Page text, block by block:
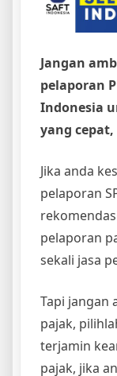
Jangan
pelaporan
Indonesia
yang
Jika anda
pelaporan
pelaporan
sekali jasa
Tapi jangan
pajak,
terjamin
pajak, jika